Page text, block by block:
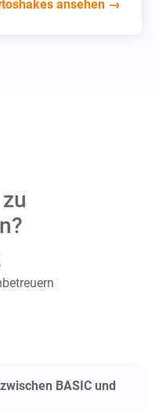
ansehen →
BASIC und